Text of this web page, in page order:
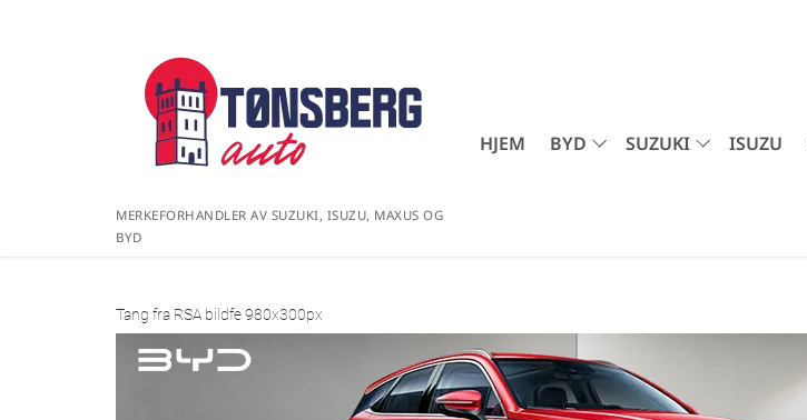
MERKEFORHANDLER AV SUZUKI, ISUZU, MAXUS OG
BYD
HJEM BYD SUZUKI ISUZU
Tang fra RSA bildfe 980x300px